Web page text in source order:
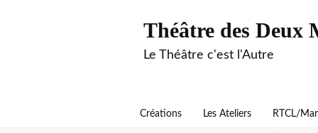
Théâtre des Deux
Le Théâtre c'est l'Autre
Créations Les Ateliers RTCL/